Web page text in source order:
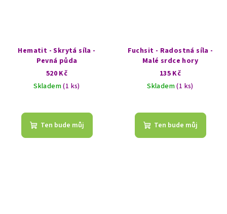
Hematit - Skrytá síla -
Pevná půda
520 Kč
Skladem(1 ks)
Ten bude můj
Fuchsit - Radostná síla -
Malé srdce hory
135 Kč
Skladem(1 ks)
Ten bude můj